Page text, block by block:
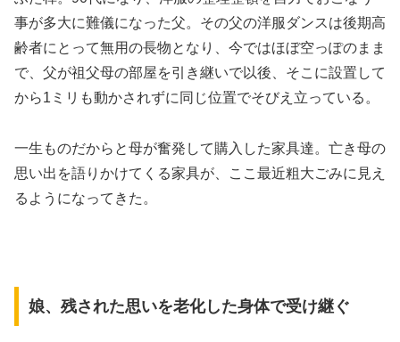
事が多大に難儀になった父。その父の洋服ダンスは後期高
齢者にとって無用の長物となり、今ではほぼ空っぽのまま
で、父が祖父母の部屋を引き継いで以後、そこに設置して
から1ミリも動かされずに同じ位置でそびえ立っている。
一生ものだからと母が奮発して購入した家具達。亡き母の
思い出を語りかけてくる家具が、ここ最近粗大ごみに見え
るようになってきた。
娘、残された思いを老化した身体で受け継ぐ